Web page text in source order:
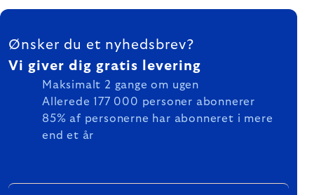
FOOTER
Ønsker du et nyhedsbrev?
Vi giver dig gratis levering
Maksimalt 2 gange om ugen
Allerede 177 000 personer abonnerer
85% af personerne har abonneret i mere
end et år